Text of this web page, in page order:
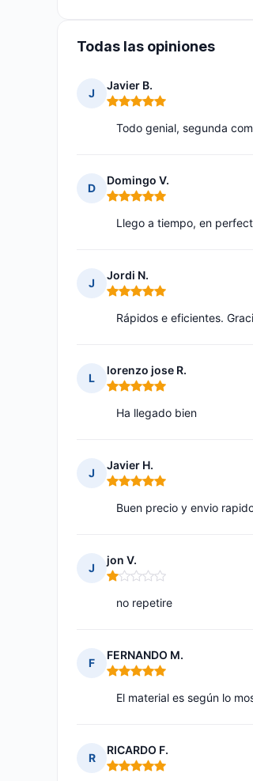
Todas las opiniones
J
Javier B.
Nota: 5 de 5
Todo genial, segunda
D
Domingo V.
Nota: 5 de 5
Llego a tiempo, en
J
Jordi N.
Nota: 5 de 5
Rápidos e eficientes.
L
lorenzo jose R.
Nota: 5 de 5
Ha llegado bien
J
Javier H.
Nota: 5 de 5
Buen precio y envio
J
jon V.
Nota: 1 de 5
no repetire
F
FERNANDO M.
Nota: 5 de 5
El material es según lo
R
RICARDO F.
Nota: 5 de 5